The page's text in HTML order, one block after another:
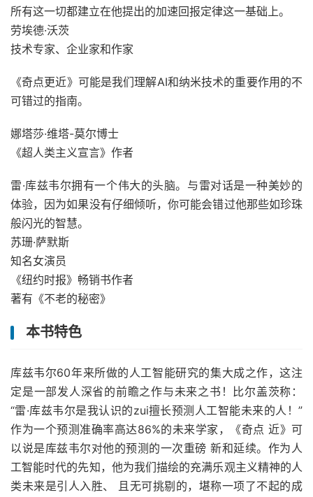
所有这一切都建立在他提出的加速回报定律这一基础上。
劳埃德·沃茨
技术专家、企业家和作家
《奇点更近》可能是我们理解AI和纳米技术的重要作用的不
可错过的指南。
娜塔莎·维塔-莫尔博士
《超人类主义宣言》作者
雷·库兹韦尔拥有一个伟大的头脑。与雷对话是一种美妙的
体验，因为如果没有仔细倾听，你可能会错过他那些如珍珠
般闪光的智慧。
苏珊·萨默斯
知名女演员
《纽约时报》畅销书作者
著有《不老的秘密》
本书特色
库兹韦尔60年来所做的人工智能研究的集大成之作，这注
定是一部发人深省的前瞻之作与未来之书！比尔盖茨称：
“雷·库兹韦尔是我认识的zui擅长预测人工智能未来的人！”
作为一个预测准确率高达86%的未来学家，《奇点 近》可
以说是库兹韦尔对他的预测的一次重磅 新和延续。作为人
工智能时代的先知，他为我们描绘的充满乐观主义精神的人
类未来是引人入胜、 且无可挑剔的，堪称一项了不起的成